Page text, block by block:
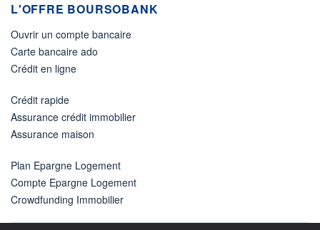
L'OFFRE BOURSOBANK
Ouvrir un compte bancaire
Carte bancaire ado
Crédit en ligne
Crédit rapide
Assurance crédit immobilier
Assurance maison
Plan Epargne Logement
Compte Epargne Logement
Crowdfunding Immobilier